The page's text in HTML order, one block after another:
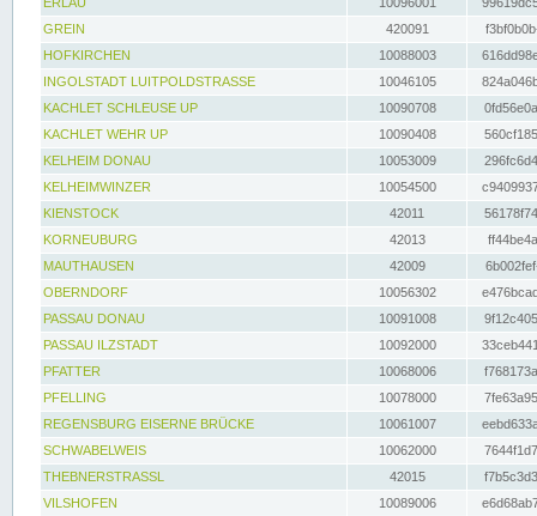
GREIN
420091
HOFKIRCHEN
10088003
INGOLSTADT LUITPOLDSTRASSE
10046105
KACHLET SCHLEUSE UP
10090708
KACHLET WEHR UP
10090408
KELHEIM DONAU
10053009
KELHEIMWINZER
10054500
KIENSTOCK
42011
KORNEUBURG
42013
MAUTHAUSEN
42009
OBERNDORF
10056302
PASSAU DONAU
10091008
PASSAU ILZSTADT
10092000
PFATTER
10068006
PFELLING
10078000
REGENSBURG EISERNE BRÜCKE
10061007
SCHWABELWEIS
10062000
THEBNERSTRASSL
42015
VILSHOFEN
10089006